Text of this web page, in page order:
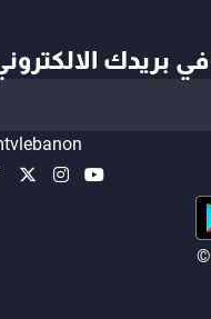
بريدك
©